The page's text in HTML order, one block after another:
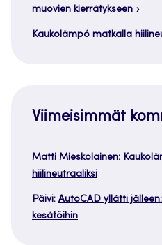
muovien kierrätykseen
Kaukolämpö matkalla
Viimeisimmät
Matti Mieskolainen:
hiilineutraaliksi
Päivi: AutoCAD yllätti
kesätöihin